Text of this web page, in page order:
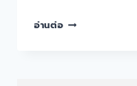
อ่านต่อ